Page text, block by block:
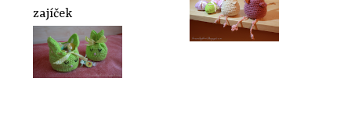
zajíček